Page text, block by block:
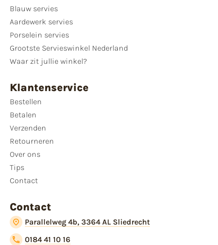
Blauw servies
Aardewerk servies
Porselein servies
Grootste Servieswinkel Nederland
Waar zit jullie winkel?
Klantenservice
Bestellen
Betalen
Verzenden
Retourneren
Over ons
Tips
Contact
Contact
Parallelweg 4b, 3364 AL Sliedrecht
0184 41 10 16